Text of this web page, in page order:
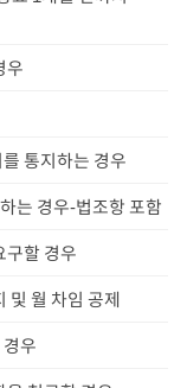
우
통지하는 경우
는 경우-법조항 포함
구할 경우
및 월 차임 공제
우